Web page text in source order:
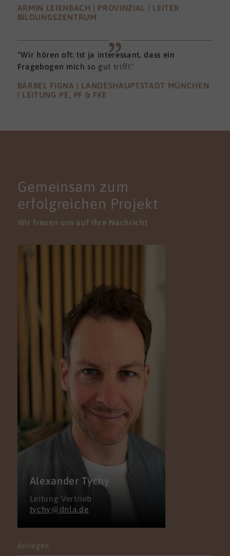
ARMIN LEIENBACH | PROVINZIAL | LEITER
BILDUNGSZENTRUM
"Wir hören oft: Ist ja interessant, dass ein
Fragebogen mich so gut trifft"
BÄRBEL FIGNA | LANDESHAUPTSTADT MÜNCHEN
| LEITUNG PE, PF & FKE
Gemeinsam zum
erfolgreichen Projekt
Wir freuen uns auf Ihre Nachricht
Alexander Tychy
Leitung Vertrieb
tychy@dnla.de
Anliegen